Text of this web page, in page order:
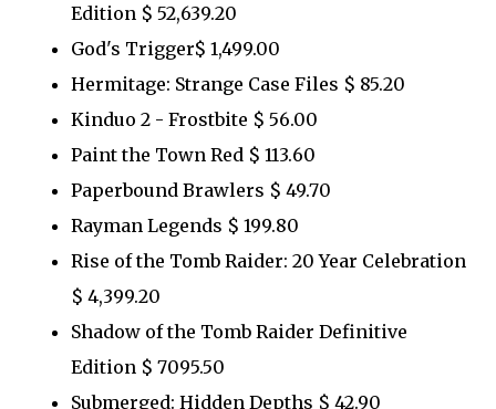
Edition $ 52,639.20
God's Trigger$ 1,499.00
Hermitage: Strange Case Files $ 85.20
Kinduo 2 - Frostbite $ 56.00
Paint the Town Red $ 113.60
Paperbound Brawlers $ 49.70
Rayman Legends $ 199.80
Rise of the Tomb Raider: 20 Year Celebration
$ 4,399.20
Shadow of the Tomb Raider Definitive
Edition $ 7095.50
Submerged: Hidden Depths $ 42.90